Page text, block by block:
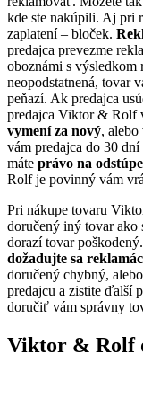
kde ste nakúpili. Aj pri
zaplatení – bloček.
predajca prevezme
oboznámi s výsledkom
neopodstatnená, tovar
peňazí. Ak predajca
predajca Viktor & Rolf
vymení za nový, alebo
vám predajca do 30
máte právo na
Rolf je povinný vám
Pri nákupe tovaru
doručený iný tovar ako
dorazí tovar
dožadujte sa
doručený chybný,
predajcu a zistite ďalší
doručiť vám správny
Viktor & Rolf